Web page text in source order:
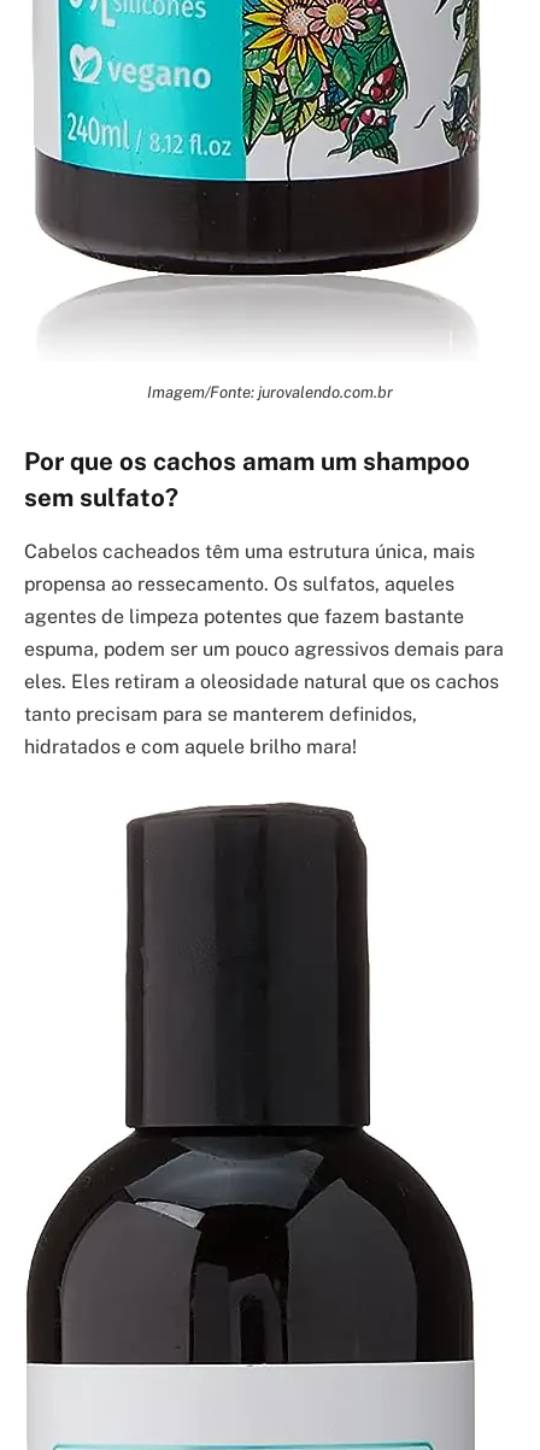
Imagem/Fonte: jurovalendo.com.br
Por que os cachos amam um shampoo
sem sulfato?
Cabelos cacheados têm uma estrutura única, mais
propensa ao ressecamento. Os sulfatos, aqueles
agentes de limpeza potentes que fazem bastante
espuma, podem ser um pouco agressivos demais para
eles. Eles retiram a oleosidade natural que os cachos
tanto precisam para se manterem definidos,
hidratados e com aquele brilho mara!